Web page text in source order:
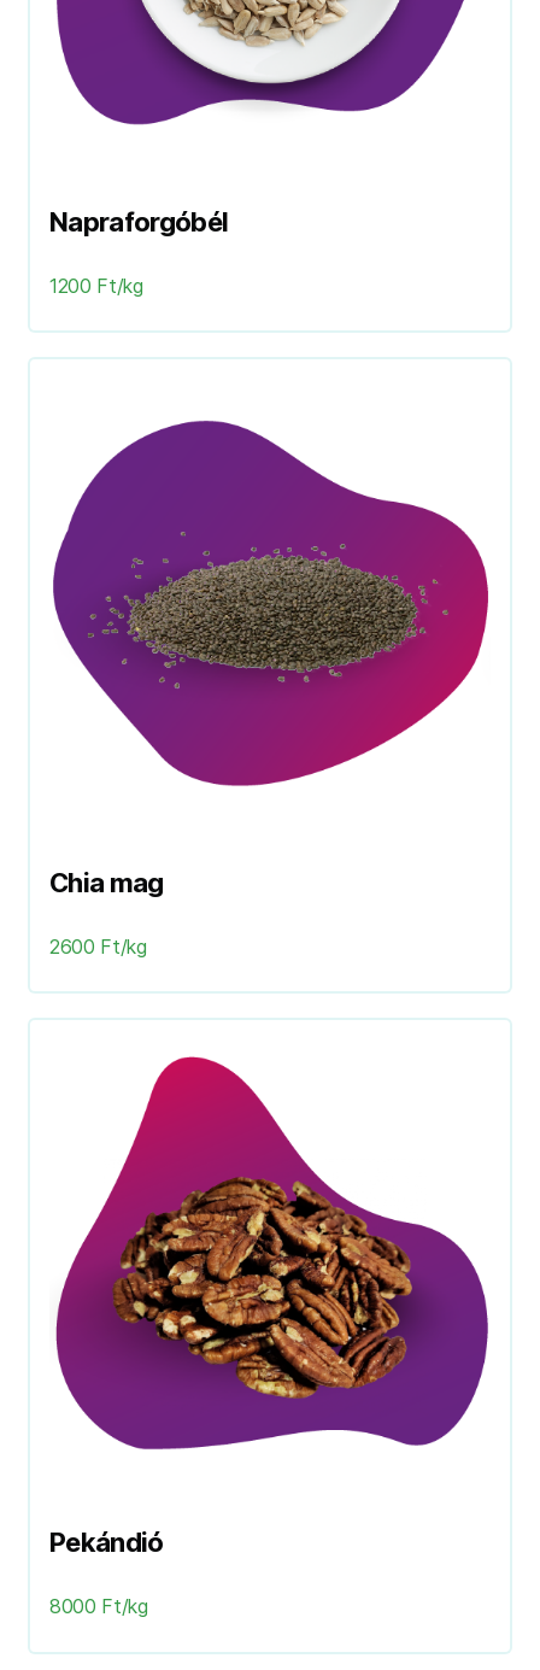
Napraforgóbél
1200 Ft/kg
Chia mag
2600 Ft/kg
Pekándió
8000 Ft/kg